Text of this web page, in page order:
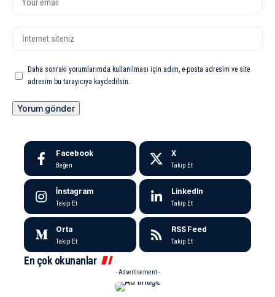
Daha sonraki yorumlarımda kullanılması için adım, e-posta adresim ve site
adresim bu tarayıcıya kaydedilsin.
Facebook
Beğen
X
Takip Et
İnstagram
Takip Et
LinkedIn
Takip Et
Orta
Takip Et
RSS Feed
Takip Et
En çok okunanlar
- Advertisement -